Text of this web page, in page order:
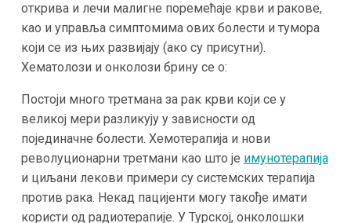
открива и лечи малигне поремећаје крви и ракове,
као и управља симптомима ових болести и тумора
који се из њих развијају (ако су присутни).
Хематолози и онколози брину се о:
Постоји много третмана за рак крви који се у
великој мери разликују у зависности од
појединачне болести. Хемотерапија и нови
револуционарни третмани као што је имунотерапија
и циљани лекови примери су системских терапија
против рака. Некад пацијенти могу такође имати
користи од радиотерапије. У Турској, онколошки